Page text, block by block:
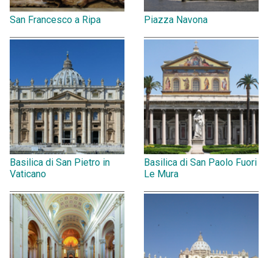
San Francesco a Ripa Piazza Navona
Basilica di San Pietro in
Vaticano
Basilica di San Paolo Fuori
Le Mura